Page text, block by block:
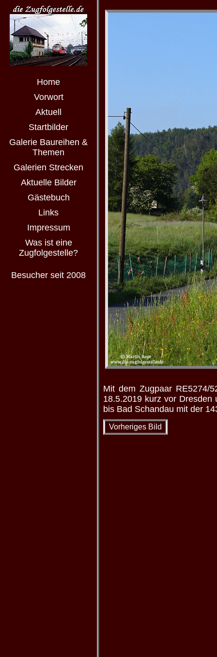
Home
Vorwort
Aktuell
Startbilder
Galerie Baureihen &
Themen
Galerien Strecken
Aktuelle Bilder
Gästebuch
Links
Impressum
Was ist eine
Zugfolgestelle?
Besucher seit 2008
Mit dem Zugpaar RE5274/
18.5.2019 kurz vor
bis Bad Schandau mit der
Vorheriges Bild